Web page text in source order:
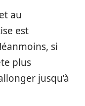
au
est
si
plus
jusqu’à